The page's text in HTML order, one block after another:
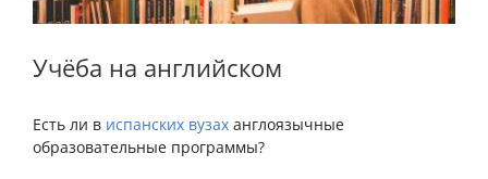
Учёба на английском
Есть ли в испанских вузах англоязычные
образовательные программы?